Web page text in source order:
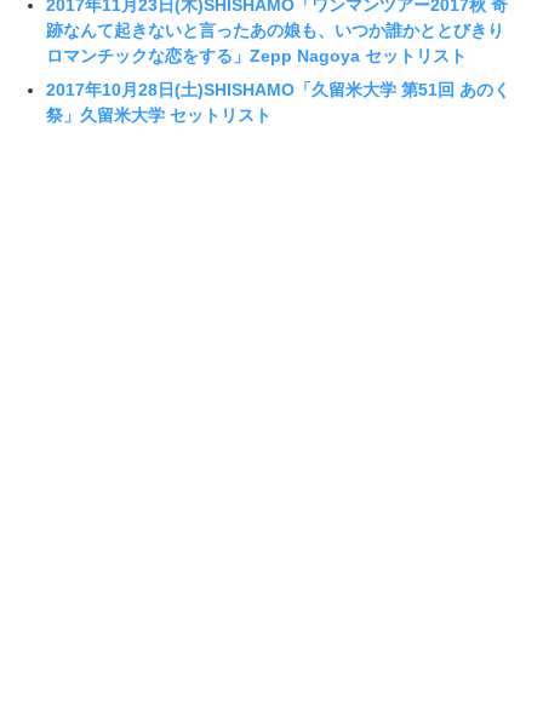
2017年11月23日(木)SHISHAMO「ワンマンツアー2017秋 奇
跡なんて起きないと言ったあの娘も、いつか誰かととびきり
ロマンチックな恋をする」Zepp Nagoya セットリスト
2017年10月28日(土)SHISHAMO「久留米大学 第51回 あのく
祭」久留米大学 セットリスト